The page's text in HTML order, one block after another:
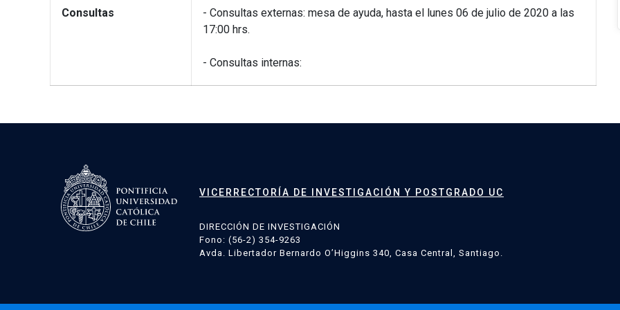
Consultas
- Consultas externas: mesa de ayuda, hasta el lunes 06 de julio de 2020 a las
17:00 hrs.
- Consultas internas:
VICERRECTORÍA DE INVESTIGACIÓN Y POSTGRADO UC
DIRECCIÓN DE INVESTIGACIÓN
Fono: (56-2) 354-9263
Avda. Libertador Bernardo O’Higgins 340, Casa Central, Santiago.